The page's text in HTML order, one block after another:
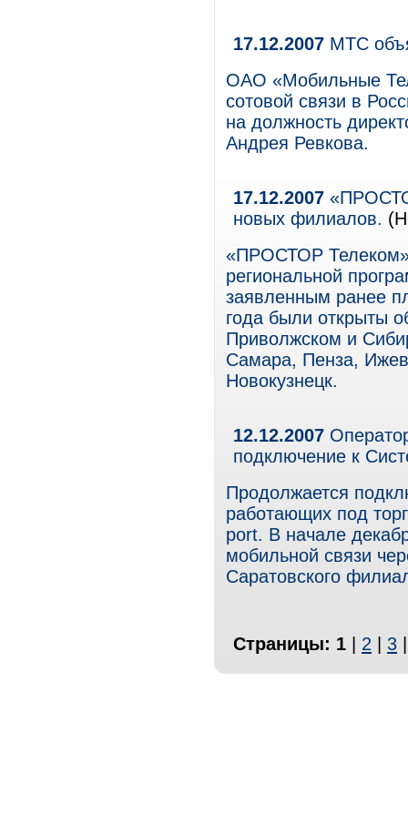
17.12.2007 МТС
ОАО «Мобильные
сотовой связи в
на должность
Андрея Ревкова.
17.12.2007
новых филиалов.
«ПРОСТОР Телеком»
региональной
заявленным ранее
года были открыты
Приволжском и
Самара, Пенза,
Новокузнецк.
12.12.2007
подключение к
Продолжается
работающих под
port. В начале
мобильной связи
Саратовского
Страницы: 1 2 3